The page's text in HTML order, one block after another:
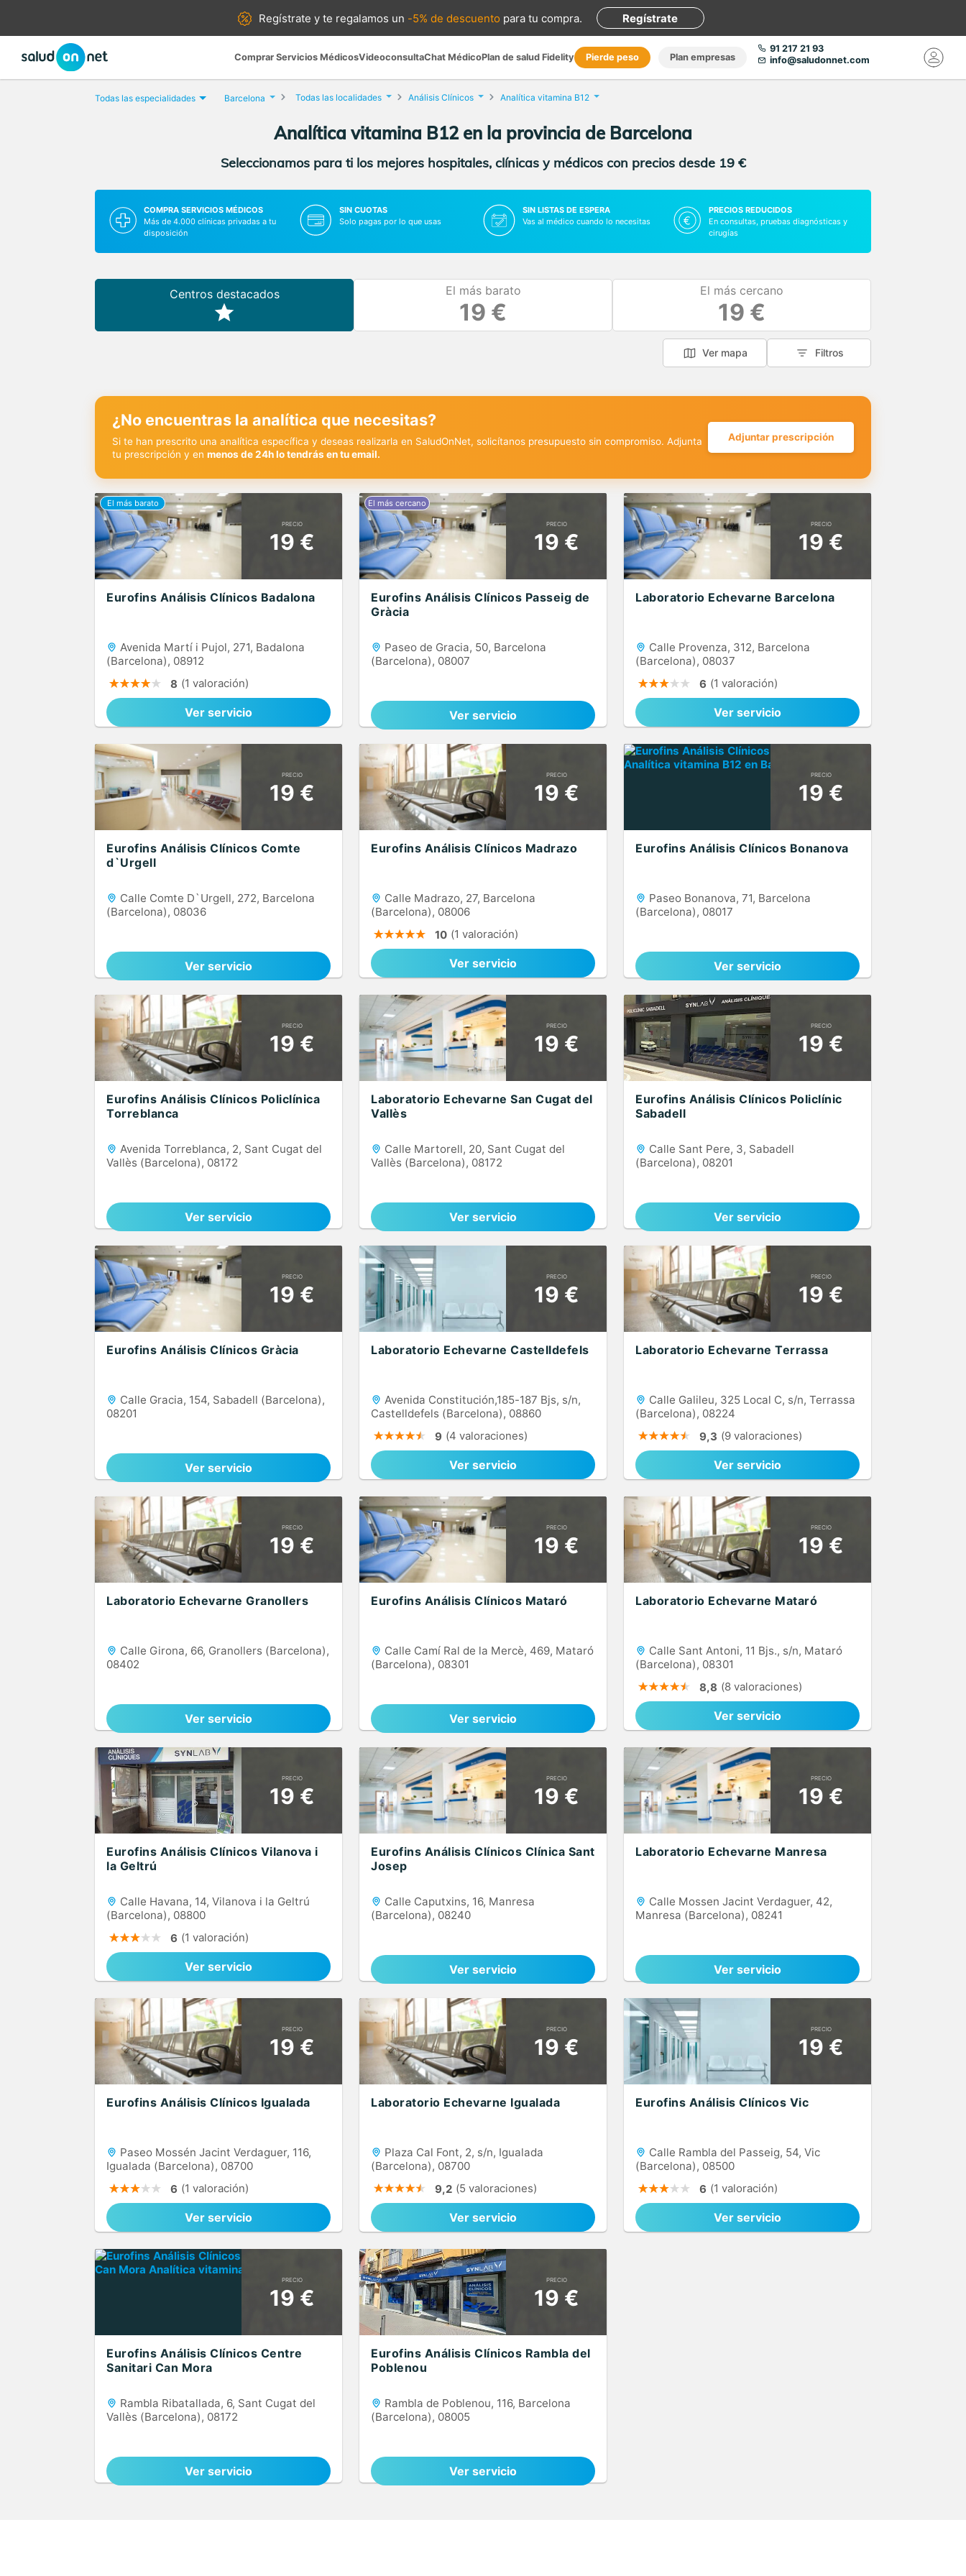
Regístrate yte regalamos un -5% de descuento para tu compra. Regístrate
Comprar Servicios MédicosVideoconsultaChat MédicoPlan de salud Fidelity Pierde peso Plan empresas
91 217 21 93
info@saludonnet.com
Todas las especialidades Barcelona Todas las localidades Análisis Clínicos Analítica vitamina B12
Analítica vitamina B12 en la provincia de Barcelona
Seleccionamos para ti los mejores hospitales, clínicas y médicos con precios desde 19 €
COMPRA SERVICIOS MÉDICOS
Más de 4.000 clínicas privadas a tu
disposición
SIN CUOTAS
Solo pagas por lo que usas
SIN LISTAS DE ESPERA
Vas al médico cuando lo necesitas
PRECIOS REDUCIDOS
En consultas, pruebas diagnósticas y
cirugías
Centros destacados El más barato
19 €
El más cercano
19 €
Ver mapa Filtros
¿No encuentras la analítica que necesitas?
Si te han prescrito una analítica específica y deseas realizarla en SaludOnNet, solicítanos presupuesto sin compromiso. Adjunta
tu prescripción y en menos de 24h lo tendrás en tu email.
Adjuntar prescripción
PRECIO
19 €
Eurofins Análisis Clínicos Badalona
Avenida Martí i Pujol, 271, Badalona
(Barcelona), 08912
8 (1 valoración)
Ver servicio
PRECIO
19 €
Eurofins Análisis Clínicos Passeig de
Gràcia
Paseo de Gracia, 50, Barcelona
(Barcelona), 08007
Ver servicio
PRECIO
19 €
Laboratorio Echevarne Barcelona
Calle Provenza, 312, Barcelona
(Barcelona), 08037
6 (1 valoración)
Ver servicio
PRECIO
19 €
Eurofins Análisis Clínicos Comte
d`Urgell
Calle Comte D`Urgell, 272, Barcelona
(Barcelona), 08036
Ver servicio
PRECIO
19 €
Eurofins Análisis Clínicos Madrazo
Calle Madrazo, 27, Barcelona
(Barcelona), 08006
10 (1 valoración)
Ver servicio
PRECIO
19 €
Eurofins Análisis Clínicos Bonanova
Paseo Bonanova, 71, Barcelona
(Barcelona), 08017
Ver servicio
PRECIO
19 €
Eurofins Análisis Clínicos Policlínica
Torreblanca
Avenida Torreblanca, 2, Sant Cugat del
Vallès (Barcelona), 08172
Ver servicio
PRECIO
19 €
Laboratorio Echevarne San Cugat del
Vallès
Calle Martorell, 20, Sant Cugat del
Vallès (Barcelona), 08172
Ver servicio
PRECIO
19 €
Eurofins Análisis Clínicos Policlínic
Sabadell
Calle Sant Pere, 3, Sabadell
(Barcelona), 08201
Ver servicio
PRECIO
19 €
Eurofins Análisis Clínicos Gràcia
Calle Gracia, 154, Sabadell (Barcelona),
08201
Ver servicio
PRECIO
19 €
Laboratorio Echevarne Castelldefels
Avenida Constitución,185-187 Bjs, s/n,
Castelldefels (Barcelona), 08860
9 (4 valoraciones)
Ver servicio
PRECIO
19 €
Laboratorio Echevarne Terrassa
Calle Galileu, 325 Local C, s/n, Terrassa
(Barcelona), 08224
9,3 (9 valoraciones)
Ver servicio
PRECIO
19 €
Laboratorio Echevarne Granollers
Calle Girona, 66, Granollers (Barcelona),
08402
Ver servicio
PRECIO
19 €
Eurofins Análisis Clínicos Mataró
Calle Camí Ral de la Mercè, 469, Mataró
(Barcelona), 08301
Ver servicio
PRECIO
19 €
Laboratorio Echevarne Mataró
Calle Sant Antoni, 11 Bjs., s/n, Mataró
(Barcelona), 08301
8,8 (8 valoraciones)
Ver servicio
PRECIO
19 €
Eurofins Análisis Clínicos Vilanova i
la Geltrú
Calle Havana, 14, Vilanova i la Geltrú
(Barcelona), 08800
6 (1 valoración)
Ver servicio
PRECIO
19 €
Eurofins Análisis Clínicos Clínica Sant
Josep
Calle Caputxins, 16, Manresa
(Barcelona), 08240
Ver servicio
PRECIO
19 €
Laboratorio Echevarne Manresa
Calle Mossen Jacint Verdaguer, 42,
Manresa (Barcelona), 08241
Ver servicio
PRECIO
19 €
Eurofins Análisis Clínicos Igualada
Paseo Mossén Jacint Verdaguer, 116,
Igualada (Barcelona), 08700
6 (1 valoración)
Ver servicio
PRECIO
19 €
Laboratorio Echevarne Igualada
Plaza Cal Font, 2, s/n, Igualada
(Barcelona), 08700
9,2 (5 valoraciones)
Ver servicio
PRECIO
19 €
Eurofins Análisis Clínicos Vic
Calle Rambla del Passeig, 54, Vic
(Barcelona), 08500
6 (1 valoración)
Ver servicio
PRECIO
19 €
Eurofins Análisis Clínicos Centre
Sanitari Can Mora
Rambla Ribatallada, 6, Sant Cugat del
Vallès (Barcelona), 08172
Ver servicio
PRECIO
19 €
Eurofins Análisis Clínicos Rambla del
Poblenou
Rambla de Poblenou, 116, Barcelona
(Barcelona), 08005
Ver servicio